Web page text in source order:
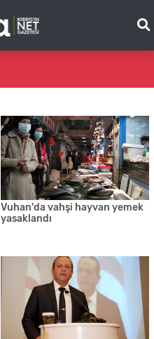
Vuhan'da vahşi hayvan yemek
yasaklandı